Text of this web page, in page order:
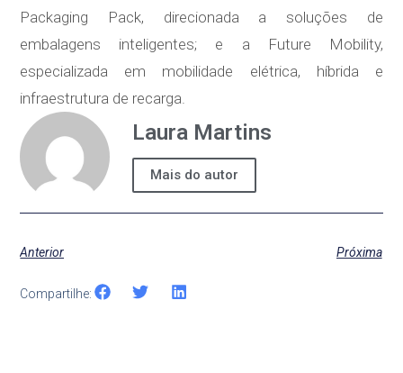
Packaging Pack, direcionada a soluções de
embalagens inteligentes; e a Future Mobility,
especializada em mobilidade elétrica, híbrida e
infraestrutura de recarga.
Laura Martins
Mais do autor
Anterior Próxima
Compartilhe: